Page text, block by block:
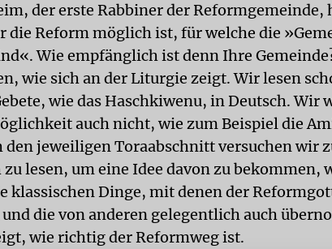
der erste Rabbiner der Reformgemeinde,
die Reform möglich ist, für welche die
Wie empfänglich ist denn Ihre
wie sich an der Liturgie zeigt. Wir lesen
wie das Haschkiwenu, in Deutsch. Wir
auch nicht, wie zum Beispiel die
den jeweiligen Toraabschnitt versuchen wir
lesen, um eine Idee davon zu bekommen,
klassischen Dinge, mit denen der
die von anderen gelegentlich auch
wie richtig der Reformweg ist.